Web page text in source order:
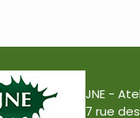
JNE -
7 rue